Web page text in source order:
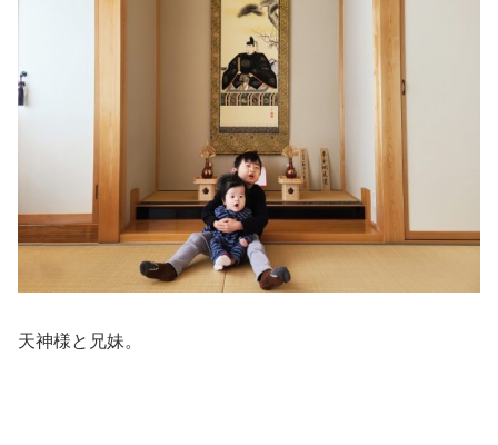
天神様と兄妹。